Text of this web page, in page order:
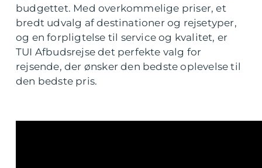
budgettet. Med overkommelige priser, et
bredt udvalg af destinationer og rejsetyper,
og en forpligtelse til service og kvalitet, er
TUI Afbudsrejse det perfekte valg for
rejsende, der ønsker den bedste oplevelse til
den bedste pris.